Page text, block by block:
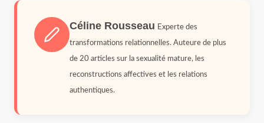
Céline Rousseau Experte des
transformations relationnelles. Auteure de plus
de 20 articles sur la sexualité mature, les
reconstructions affectives et les relations
authentiques.